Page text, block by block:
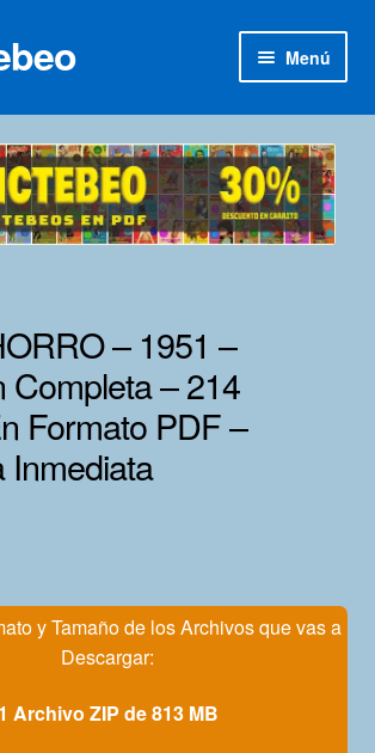
Menú
– 1951 –
Completa – 214
Formato PDF –
Inmediata
y Tamaño de los Archivos que vas a
Descargar:
1 Archivo ZIP de 813 MB